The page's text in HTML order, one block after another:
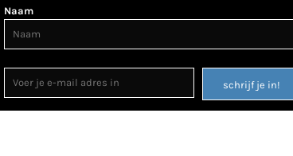
Naam
schrijf je in!